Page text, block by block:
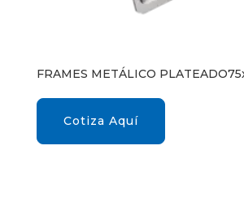
FRAMES METÁLICO
Cotiza Aquí